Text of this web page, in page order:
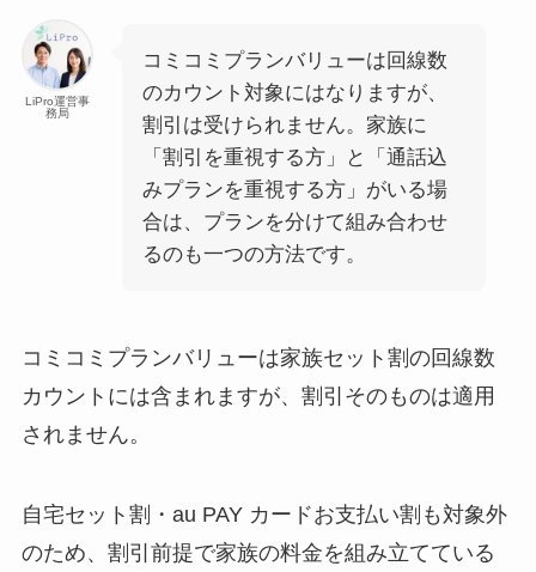
LiPro運営事
務局
コミコミプランバリューは回線数
のカウント対象にはなりますが、
割引は受けられません。家族に
「割引を重視する方」と「通話込
みプランを重視する方」がいる場
合は、プランを分けて組み合わせ
るのも一つの方法です。
コミコミプランバリューは家族セット割の回線数
カウントには含まれますが、割引そのものは適用
されません。
自宅セット割・au PAY カードお支払い割も対象外
のため、割引前提で家族の料金を組み立てている